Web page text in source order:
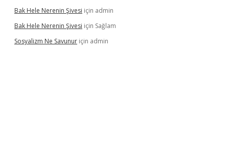
Bak Hele Nerenin Şivesi için admin
Bak Hele Nerenin Şivesi için Sağlam
Sosyalizm Ne Savunur için admin